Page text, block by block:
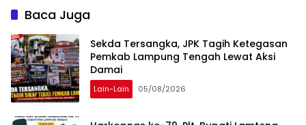
Diperiksa
Baca Juga
Sekda Tersangka, JPK Tagih Ketegasan
Pemkab Lampung Tengah Lewat Aksi
Damai
Lain-Lain 05/08/2026